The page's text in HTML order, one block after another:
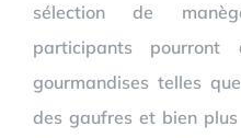
sélection de
participants pourront
gourmandises telles
des gaufres et bien plus